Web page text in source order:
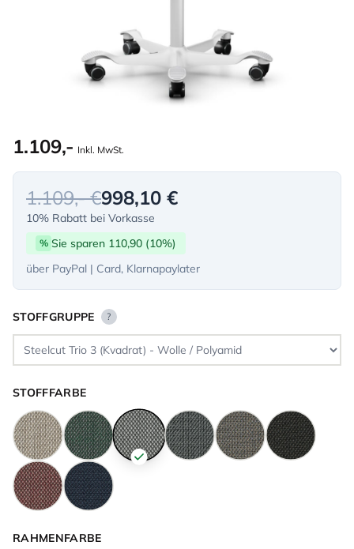
1.109,- Inkl. MwSt.
1.109,- €998,10 €
10% Rabatt bei Vorkasse
% Sie sparen 110,90 (10%)
über PayPal | Card, Klarnapaylater
STOFFGRUPPE ?
STOFFFARBE
RAHMENFARBE